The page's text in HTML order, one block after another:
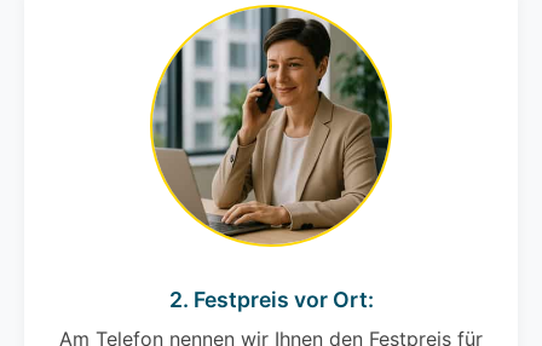
2. Festpreis vor Ort:
Am Telefon nennen wir Ihnen den Festpreis für